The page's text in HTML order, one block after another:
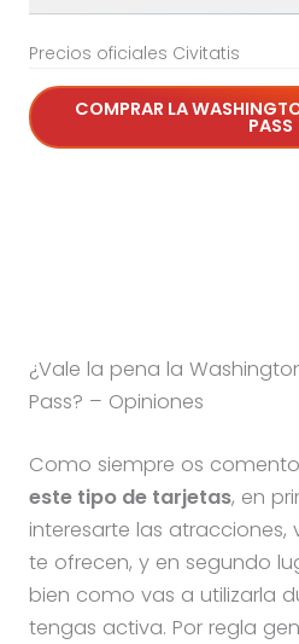
Precios oficiales Civitatis
COMPRAR LA
PASS
¿Vale la pena la
Pass? – Opiniones
Como siempre os
este tipo de tarjetas, en
interesarte las atracciones,
te ofrecen, y en segundo
bien como vas a utilizarla
tengas activa. Por regla